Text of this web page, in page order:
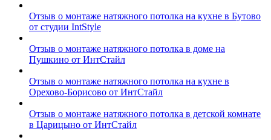
Отзыв о монтаже натяжного потолка на кухне в Бутово
от студии IntStyle
Отзыв о монтаже натяжного потолка в доме на
Пушкино от ИнтСтайл
Отзыв о монтаже натяжного потолка на кухне в
Орехово-Борисово от ИнтСтайл
Отзыв о монтаже натяжного потолка в детской комнате
в Царицыно от ИнтСтайл